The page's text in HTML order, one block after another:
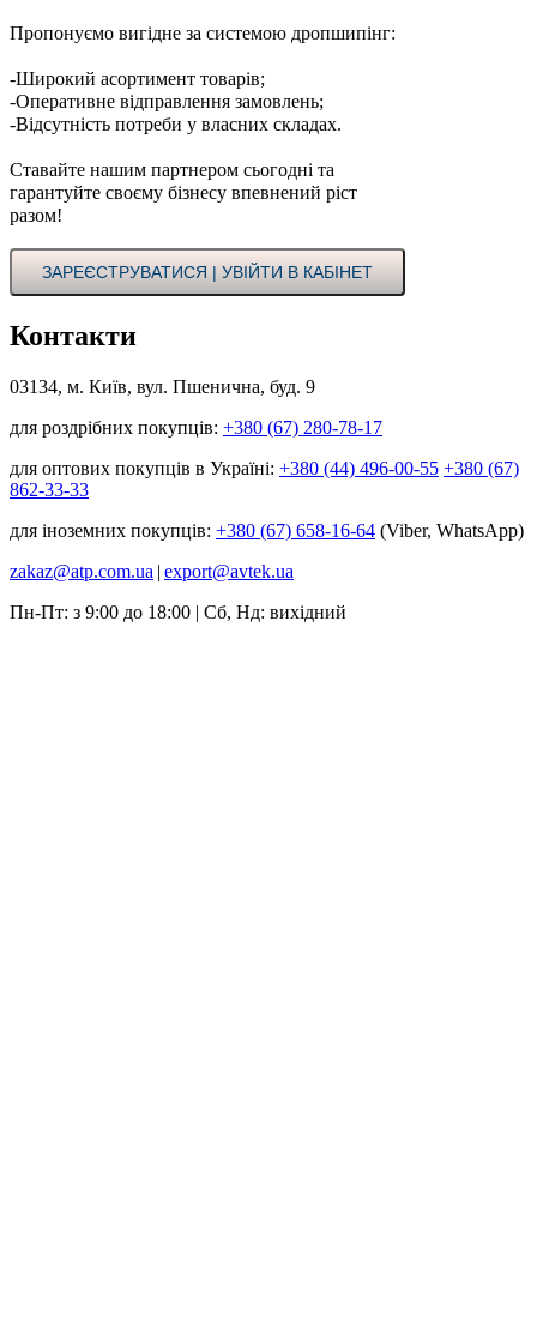
Пропонуємо вигідне за системою дропшипінг:
-Широкий асортимент товарів;
-Оперативне відправлення замовлень;
-Відсутність потреби у власних складах.
Ставайте нашим партнером сьогодні та
гарантуйте своєму бізнесу впевнений ріст
разом!
ЗАРЕЄСТРУВАТИСЯ | УВІЙТИ В КАБІНЕТ
Контакти
03134, м. Київ, вул. Пшенична, буд. 9
для роздрібних покупців: +380 (67) 280-78-17
для оптових покупців в Україні: +380 (44) 496-00-55 +380 (67)
862-33-33
для іноземних покупців: +380 (67) 658-16-64 (Viber, WhatsApp)
zakaz@atp.com.ua | export@avtek.ua
Пн-Пт: з 9:00 до 18:00 | Сб, Нд: вихідний